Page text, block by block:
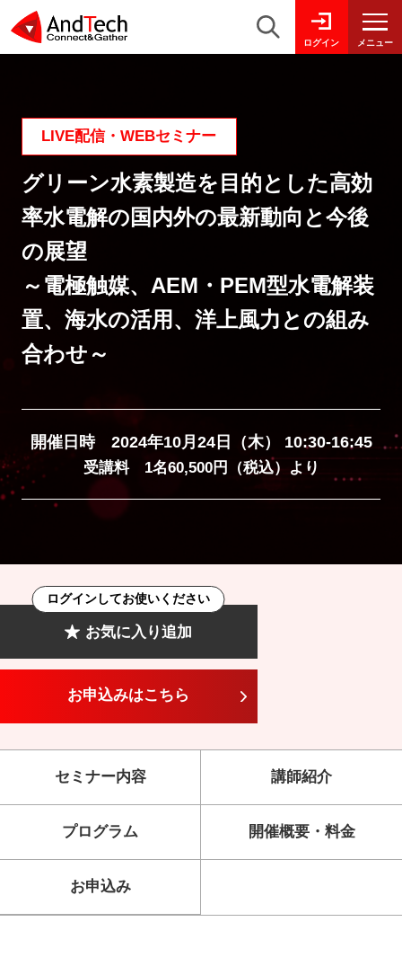
ログイン メニュー
LIVE配信・WEBセミナー
グリーン水素製造を目的とした高効
率水電解の国内外の最新動向と今後
の展望
～電極触媒、AEM・PEM型水電解装
置、海水の活用、洋上風力との組み
合わせ～
開催日時 2024年10月24日（木） 10:30-16:45
受講料 1名60,500円（税込）より
お気に入り追加
ログインしてお使いください
お申込みはこちら
セミナー内容 講師紹介
プログラム 開催概要・料金
お申込み